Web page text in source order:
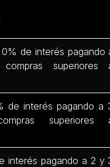
0% de interés pagando
superiores
de interés pagando a
superiores
interés pagando a 2 y